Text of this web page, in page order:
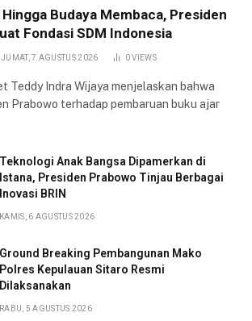
Budaya Membaca, Presiden
Fondasi SDM Indonesia
JUMAT, 7 AGUSTUS 2026 0VIEWS
Teddy Indra Wijaya menjelaskan bahwa
Prabowo terhadap pembaruan buku ajar
Teknologi Anak Bangsa Dipamerkan di
Istana, Presiden Prabowo Tinjau Berbagai
Inovasi BRIN
KAMIS, 6 AGUSTUS 2026
Ground Breaking Pembangunan Mako
Polres Kepulauan Sitaro Resmi
Dilaksanakan
RABU, 5 AGUSTUS 2026